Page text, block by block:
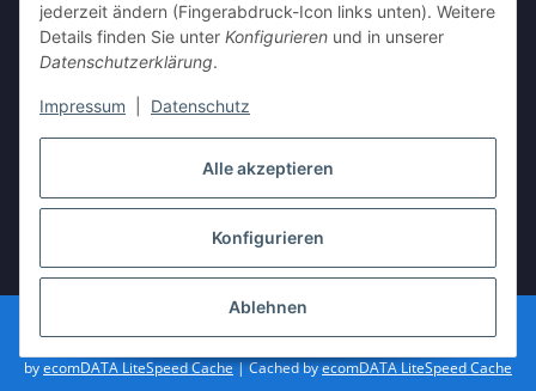
Alle akzeptieren
Konfigurieren
Ablehnen
jederzeit ändern (Fingerabdruck-Icon links unten). Weitere
Details finden Sie unter Konfigurieren und in unserer
Datenschutzerklärung.
Impressum Datenschutz
INFORMATIONEN
* Alle Preise inkl. gesetzlicher USt., zzgl.Versand
byecomDATA LiteSpeed Cache| Cached byecomDATA LiteSpeed Cache